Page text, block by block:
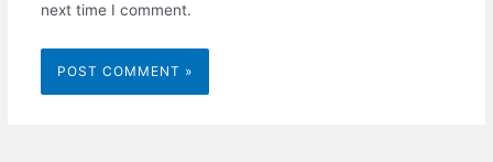
next time I comment.